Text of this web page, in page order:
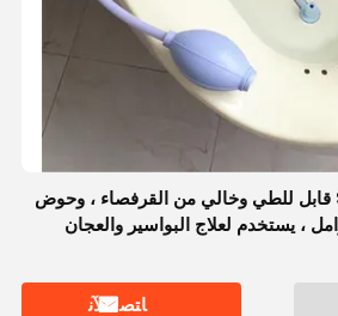
Sitz Bath - حمام Sitz قابل للطي وخالي من القرفصاء ، وحوض
، يستخدم لعلاج البواسير والعجان
ﺎﺘﺼﻟ ﺍﻶﻧ